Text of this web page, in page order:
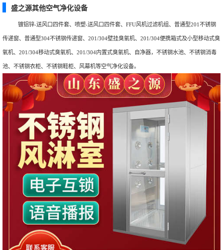
盛之源其他空气净化设备
镀铝锌-送风口四件套、喷塑-送风口四件套、FFU风机过滤机组、普通型201不锈钢
传递窗、普通型304不锈钢传递窗、201/304壁挂臭氧机、201/304便携箱式及小型移动式臭
氧机、201/304移动式臭氧机、201/304内置式臭氧机、自净器，不锈钢水池、不锈钢消毒
池、不锈钢衣柜、不锈钢鞋柜、风幕机等空气净化设备。